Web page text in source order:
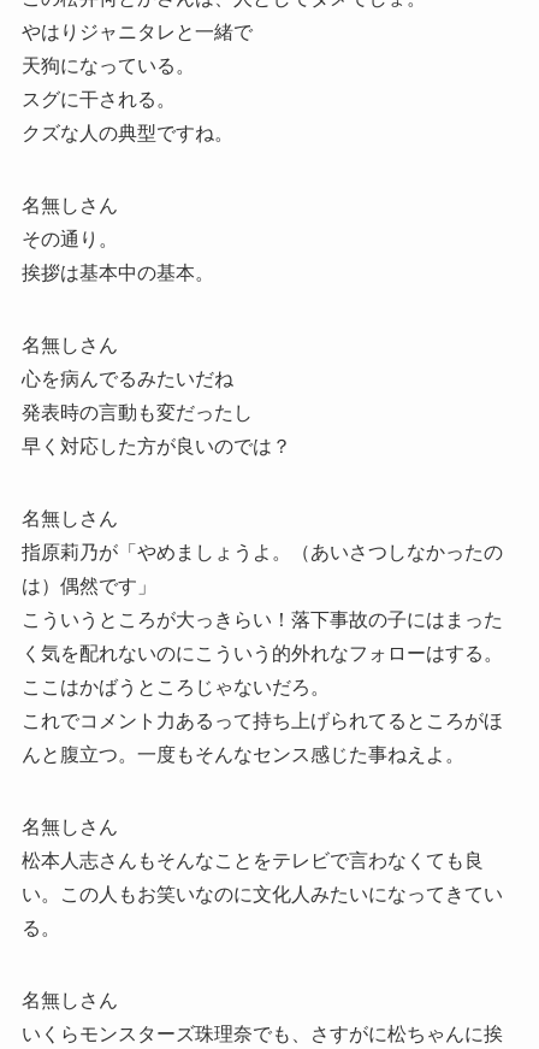
やはりジャニタレと一緒で
天狗になっている。
スグに干される。
クズな人の典型ですね。
名無しさん
その通り。
挨拶は基本中の基本。
名無しさん
心を病んでるみたいだね
発表時の言動も変だったし
早く対応した方が良いのでは？
名無しさん
指原莉乃が「やめましょうよ。（あいさつしなかったの
は）偶然です」
こういうところが大っきらい！落下事故の子にはまった
く気を配れないのにこういう的外れなフォローはする。
ここはかばうところじゃないだろ。
これでコメント力あるって持ち上げられてるところがほ
んと腹立つ。一度もそんなセンス感じた事ねえよ。
名無しさん
松本人志さんもそんなことをテレビで言わなくても良
い。この人もお笑いなのに文化人みたいになってきてい
る。
名無しさん
いくらモンスターズ珠理奈でも、さすがに松ちゃんに挨